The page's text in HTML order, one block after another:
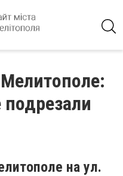
подрезали
на ул.